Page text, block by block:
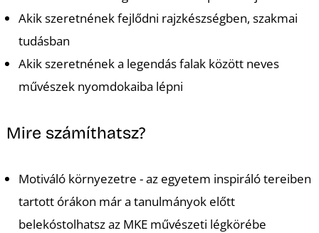
Akik szeretnének fejlődni rajzkészségben, szakmai
tudásban
Akik szeretnének a legendás falak között neves
művészek nyomdokaiba lépni
Mire számíthatsz?
Motiváló környezetre - az egyetem inspiráló tereiben
tartott órákon már a tanulmányok előtt
belekóstolhatsz az MKE művészeti légkörébe